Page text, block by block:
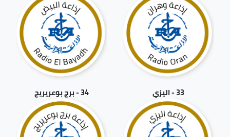
33 - اليزي 34 - برج بوعريريج